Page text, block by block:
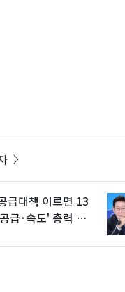
급대책 이르면 13
급·속도' 총력 집